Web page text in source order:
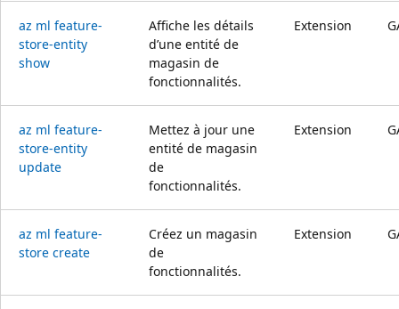
az ml feature-
store-entity
show
Affiche les détails
d’une entité de
magasin de
fonctionnalités.
Extension
az ml feature-
store-entity
update
Mettez à jour une
entité de magasin
de
fonctionnalités.
Extension
az ml feature-
store create
Créez un magasin
de
fonctionnalités.
Extension